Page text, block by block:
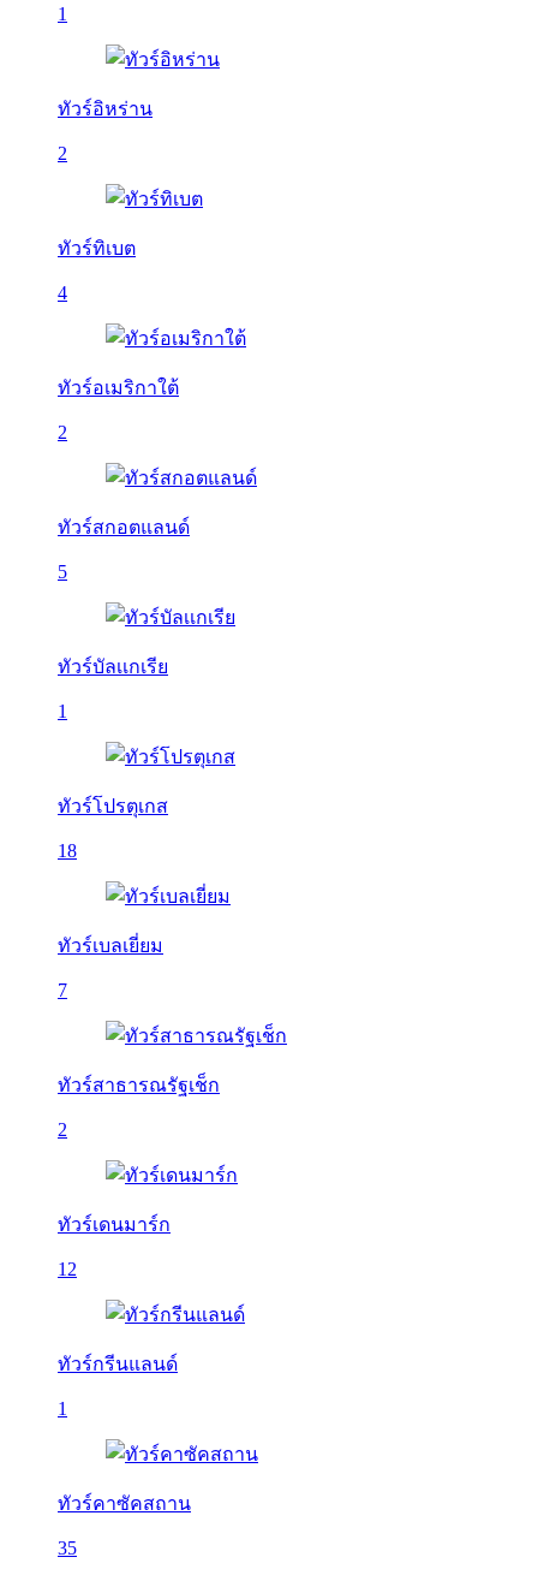
1
ทัวร์อิหร่าน
2
ทัวร์ทิเบต
4
ทัวร์อเมริกาใต้
2
ทัวร์สกอตแลนด์
5
ทัวร์บัลเเกเรีย
1
ทัวร์โปรตุเกส
18
ทัวร์เบลเยี่ยม
7
ทัวร์สาธารณรัฐเช็ก
2
ทัวร์เดนมาร์ก
12
ทัวร์กรีนแลนด์
1
ทัวร์คาซัคสถาน
35